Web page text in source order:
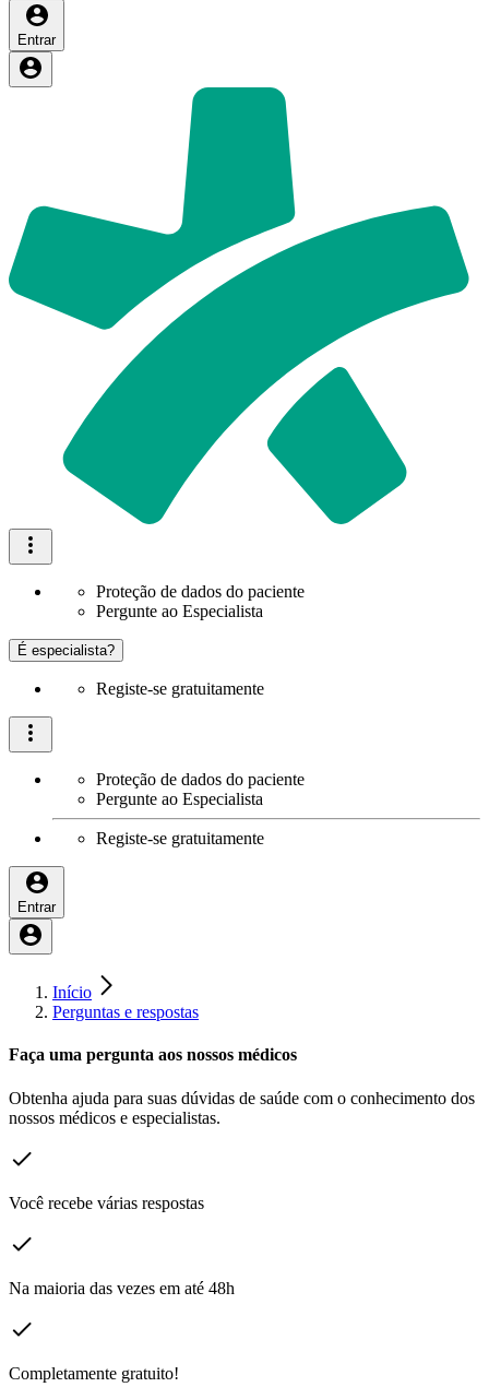
Entrar
Proteção de dados do paciente
Pergunte ao Especialista
É especialista?
Registe-se gratuitamente
Proteção de dados do paciente
Pergunte ao Especialista
Registe-se gratuitamente
Entrar
Início
Perguntas e respostas
Faça uma pergunta aos nossos médicos
Obtenha ajuda para suas dúvidas de saúde com o conhecimento dos
nossos médicos e especialistas.
Você recebe várias respostas
Na maioria das vezes em até 48h
Completamente gratuito!